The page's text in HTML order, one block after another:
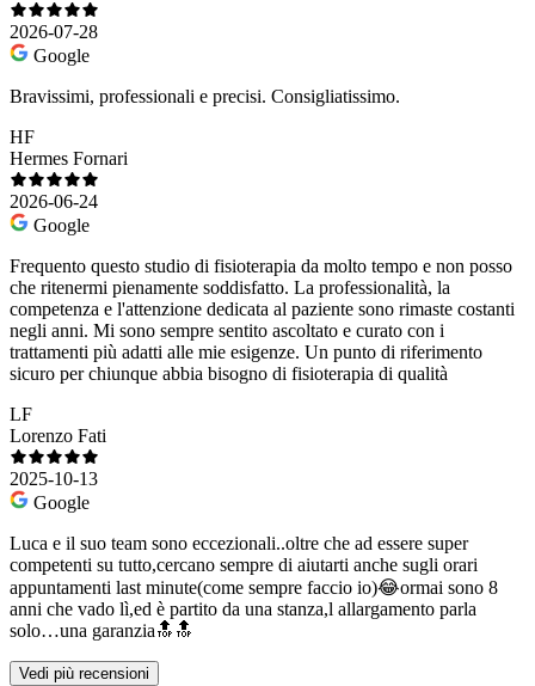
2026-07-28
Google
Bravissimi, professionali e precisi. Consigliatissimo.
HF
Hermes Fornari
2026-06-24
Google
Frequento questo studio di fisioterapia da molto tempo e non posso
che ritenermi pienamente soddisfatto. La professionalità, la
competenza e l'attenzione dedicata al paziente sono rimaste costanti
negli anni. Mi sono sempre sentito ascoltato e curato con i
trattamenti più adatti alle mie esigenze. Un punto di riferimento
sicuro per chiunque abbia bisogno di fisioterapia di qualità
LF
Lorenzo Fati
2025-10-13
Google
Luca e il suo team sono eccezionali..oltre che ad essere super
competenti su tutto,cercano sempre di aiutarti anche sugli orari
appuntamenti last minute(come sempre faccio io)😂ormai sono 8
anni che vado lì,ed è partito da una stanza,l allargamento parla
solo…una garanzia🔝🔝
Vedi più recensioni